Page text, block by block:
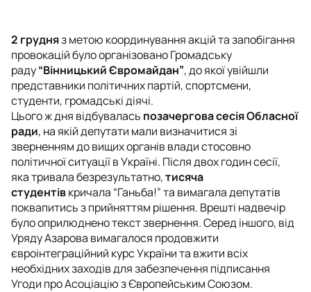
2 грудняз метою координування акцій та запобігання
провокацій було організовано Громадську
раду“Вінницький Євромайдан”, до якої увійшли
представники політичних партій, спортсмени,
студенти, громадські діячі.
Цього ж дня відбувалась позачергова сесія Обласної
ради, на якій депутати мали визначитися зі
зверненням до вищих органів влади стосовно
політичної ситуації в Україні. Після двох годин сесії,
яка тривала безрезультатно,тисяча
студентівкричала “Ганьба!” та вимагала депутатів
поквапитись з прийняттям рішення. Врешті надвечір
було оприлюднено текст звернення. Серед іншого, від
Уряду Азарова вимагалося продовжити
євроінтеграційний курс України та вжити всіх
необхідних заходів для забезпечення підписання
Угоди про Асоціацію з Європейським Союзом.